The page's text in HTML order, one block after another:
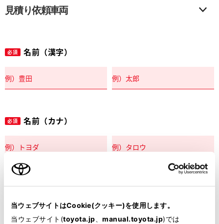
当ウェブサイトはCookie(クッキー)を使用します。
当ウェブサイト(toyota.jp manual.toyota.jp)では
見積り依頼車両
必須 名前（漢字）
必須 名前（カナ）
郵便番号
住所自動入力